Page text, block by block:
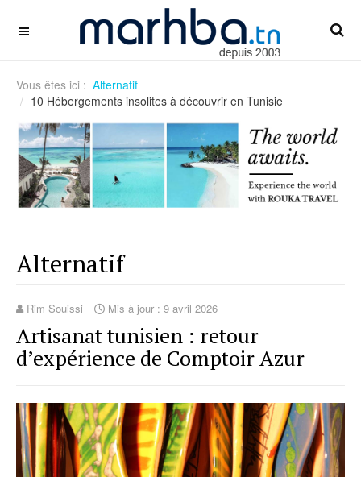
cara-memilih-power-supply-pc-gaming
OFF CANVAS
Vous êtes ici : Alternatif
10 Hébergements insolites à découvrir en Tunisie
Alternatif
Rim Souissi Mis à jour : 9 avril 2026
Artisanat tunisien : retour
d’expérience de Comptoir Azur